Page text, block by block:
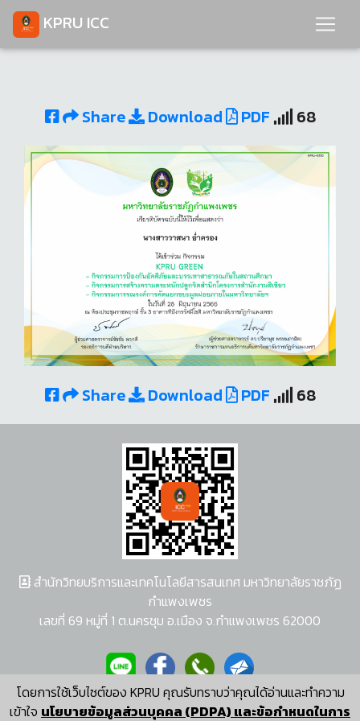
KPRU ICC
Share Download PDF 68
Share Download PDF 68
โดยการใช้เว็บไซต์ของ KPRU คุณรับทราบว่าคุณได้อ่านและทำความ
เข้าใจ นโยบายข้อมูลส่วนบุคคล (PDPA) และข้อกำหนดในการ
สำนักวิทยบริการและเทคโนโลยีสารสนเทศ มหาวิทยาลัยราชภัฏ
กำแพงเพชร
เลขที่ 69 หมู่ที่ 1 ต.นครชุม อ.เมือง จ.กำแพงเพชร 62000
ผู้พัฒนาระบบ อนุชา พวงผกา